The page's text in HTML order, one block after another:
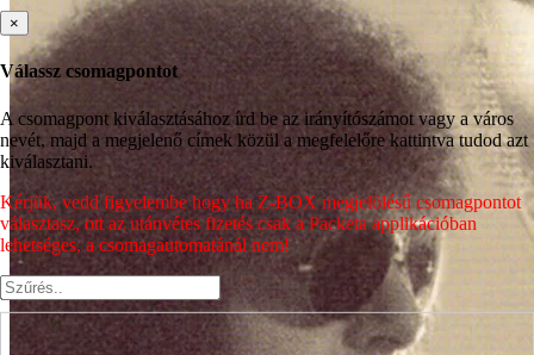
×
Válassz csomagpontot
A csomagpont kiválasztásához írd be az irányítószámot vagy a város
nevét, majd a megjelenő címek közül a megfelelőre kattintva tudod azt
kiválasztani.
Kérjük, vedd figyelembe hogy ha Z-BOX megjelölésű csomagpontot
választasz, ott az utánvétes fizetés csak a Packeta applikációban
lehetséges, a csomagautomatánál nem!